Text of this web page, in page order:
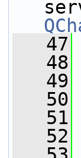
   47
   48
   49
   50
   51
   52